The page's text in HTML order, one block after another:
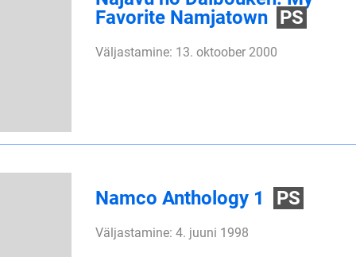
Favorite Namjatown PS
Väljastamine: 13. oktoober 2000
Namco Anthology 1 PS
Väljastamine: 4. juuni 1998